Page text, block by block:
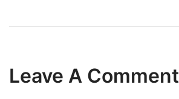
Leave A Comment